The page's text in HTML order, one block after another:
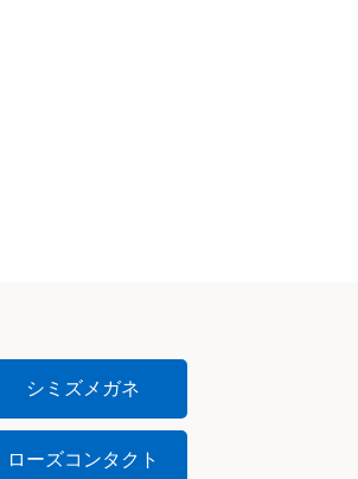
シミズメガネ
ローズコンタクト